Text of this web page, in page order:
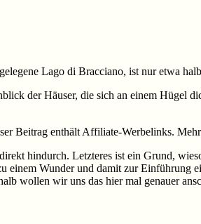
Lago di Bracciano, ist nur etwa
der Häuser, die sich an einem Hügel
Beitrag enthält Affiliate-Werbelinks.
hindurch. Letzteres ist ein Grund,
Wunder und damit zur Einführung
wollen wir uns das hier mal genauer